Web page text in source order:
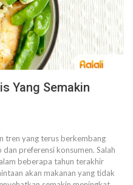
Yang Semakin
tren yang terus berkembang
preferensi konsumen. Salah
beberapa tahun terakhir
akan makanan yang tidak